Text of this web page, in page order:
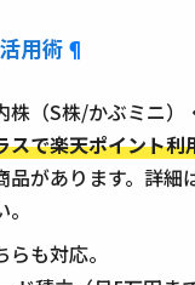
用術 ¶
（S株/かぶミニ）
スで楽天ポイント利
があります。詳細
も対応。